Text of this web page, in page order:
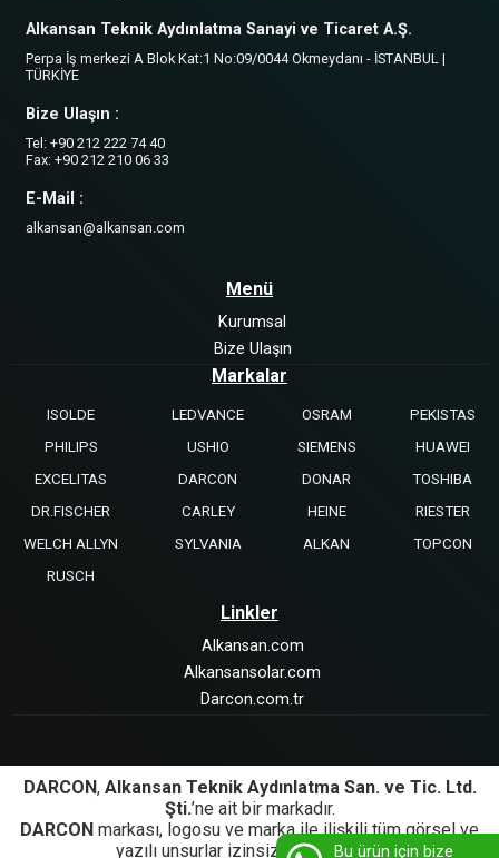
Bu ürün için bize
Alkansan Teknik Aydınlatma Sanayi ve Ticaret A.Ş.
Perpa İş merkezi A Blok Kat:1 No:09/0044 Okmeydanı - İSTANBUL |
TÜRKİYE
Bize Ulaşın :
Tel: +90 212 222 74 40
Fax: +90 212 210 06 33
E-Mail :
alkansan@alkansan.com
Menü
Kurumsal
Bize Ulaşın
Markalar
ISOLDE LEDVANCE OSRAM
PEKISTAS
PHILIPS
USHIO SIEMENS
HUAWEI
EXCELITAS
DARCON DONAR
TOSHIBA
DR.FISCHER
CARLEY HEINE
RIESTER
WELCH ALLYN
SYLVANIA ALKAN
TOPCON
RUSCH
Linkler
Alkansan.com
Alkansansolar.com
Darcon.com.tr
DARCON, Alkansan Teknik Aydınlatma San. ve Tic. Ltd.
Şti.’ne ait bir markadır.
DARCON markası, logosu ve marka ile ilişkili tüm görsel ve
yazılı unsurlar izinsiz kullanılamaz.